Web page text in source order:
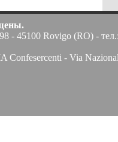
- 45100 Rovigo (RO) -
Confesercenti - Via